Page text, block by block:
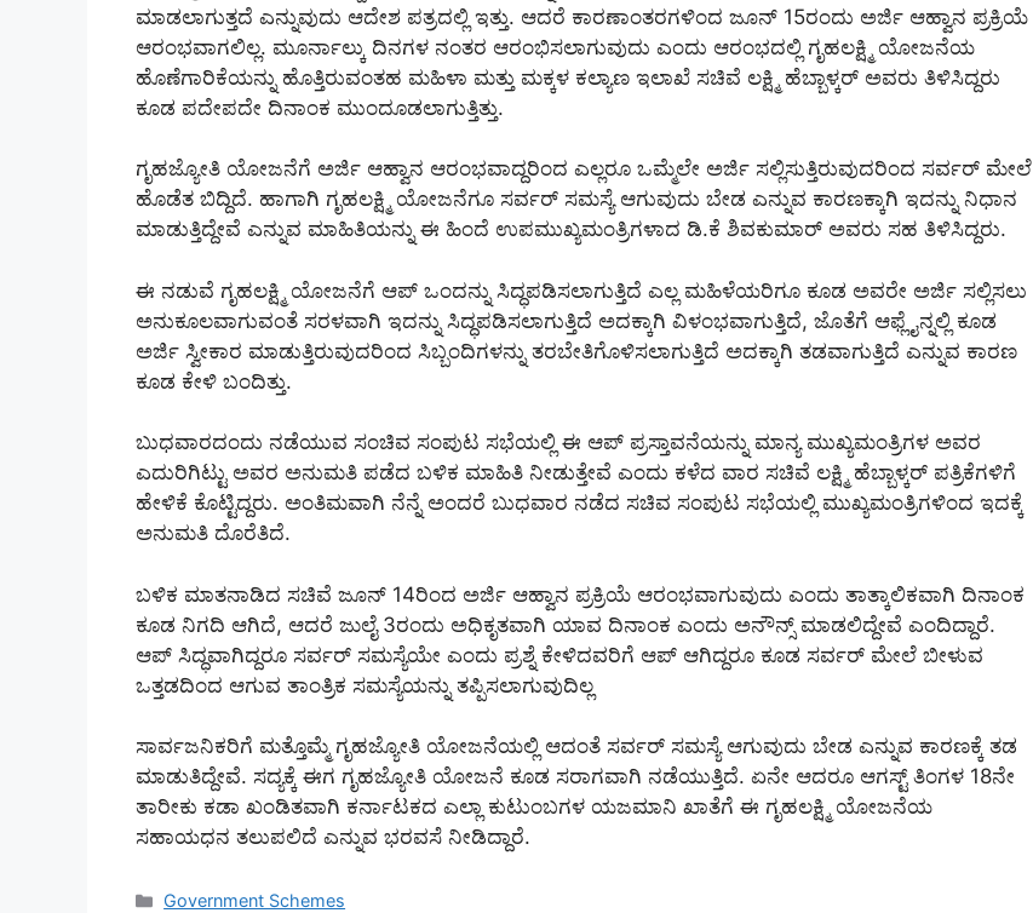
ಮಾಡಲಾಗುತ್ತದೆ ಎನ್ನುವುದು ಆದೇಶ ಪತ್ರದಲ್ಲಿ ಇತ್ತು. ಆದರೆ ಕಾರಣಾಂತರಗಳಿಂದ ಜೂನ್ 15ರಂದು ಅರ್ಜಿ ಆಹ್ವಾನ ಪ್ರಕ್ರಿಯೆ
ಆರಂಭವಾಗಲಿಲ್ಲ. ಮೂರ್ನಾಲ್ಕು ದಿನಗಳ ನಂತರ ಆರಂಭಿಸಲಾಗುವುದು ಎಂದು ಆರಂಭದಲ್ಲಿ ಗೃಹಲಕ್ಷ್ಮಿ ಯೋಜನೆಯ
ಹೊಣೆಗಾರಿಕೆಯನ್ನು ಹೊತ್ತಿರುವಂತಹ ಮಹಿಳಾ ಮತ್ತು ಮಕ್ಕಳ ಕಲ್ಯಾಣ ಇಲಾಖೆ ಸಚಿವೆ ಲಕ್ಷ್ಮಿ ಹೆಬ್ಬಾಳ್ಕರ್ ಅವರು ತಿಳಿಸಿದ್ದರು
ಕೂಡ ಪದೇಪದೇ ದಿನಾಂಕ ಮುಂದೂಡಲಾಗುತ್ತಿತ್ತು.
ಗೃಹಜ್ಯೋತಿ ಯೋಜನೆಗೆ ಅರ್ಜಿ ಆಹ್ವಾನ ಆರಂಭವಾದ್ದರಿಂದ ಎಲ್ಲರೂ ಒಮ್ಮೆಲೇ ಅರ್ಜಿ ಸಲ್ಲಿಸುತ್ತಿರುವುದರಿಂದ ಸರ್ವರ್ ಮೇಲೆ
ಹೊಡೆತ ಬಿದ್ದಿದೆ. ಹಾಗಾಗಿ ಗೃಹಲಕ್ಷ್ಮಿ ಯೋಜನೆಗೂ ಸರ್ವರ್ ಸಮಸ್ಯೆ ಆಗುವುದು ಬೇಡ ಎನ್ನುವ ಕಾರಣಕ್ಕಾಗಿ ಇದನ್ನು ನಿಧಾನ
ಮಾಡುತ್ತಿದ್ದೇವೆ ಎನ್ನುವ ಮಾಹಿತಿಯನ್ನು ಈ ಹಿಂದೆ ಉಪಮುಖ್ಯಮಂತ್ರಿಗಳಾದ ಡಿ.ಕೆ ಶಿವಕುಮಾರ್ ಅವರು ಸಹ ತಿಳಿಸಿದ್ದರು.
ಈ ನಡುವೆ ಗೃಹಲಕ್ಷ್ಮಿ ಯೋಜನೆಗೆ ಆಪ್ ಒಂದನ್ನು ಸಿದ್ಧಪಡಿಸಲಾಗುತ್ತಿದೆ ಎಲ್ಲ ಮಹಿಳೆಯರಿಗೂ ಕೂಡ ಅವರೇ ಅರ್ಜಿ ಸಲ್ಲಿಸಲು
ಅನುಕೂಲವಾಗುವಂತೆ ಸರಳವಾಗಿ ಇದನ್ನು ಸಿದ್ಧಪಡಿಸಲಾಗುತ್ತಿದೆ ಅದಕ್ಕಾಗಿ ವಿಳಂಭವಾಗುತ್ತಿದೆ, ಜೊತೆಗೆ ಆಫ್ಲೈನ್ನಲ್ಲಿ ಕೂಡ
ಅರ್ಜಿ ಸ್ವೀಕಾರ ಮಾಡುತ್ತಿರುವುದರಿಂದ ಸಿಬ್ಬಂದಿಗಳನ್ನು ತರಬೇತಿಗೊಳಿಸಲಾಗುತ್ತಿದೆ ಅದಕ್ಕಾಗಿ ತಡವಾಗುತ್ತಿದೆ ಎನ್ನುವ ಕಾರಣ
ಕೂಡ ಕೇಳಿ ಬಂದಿತ್ತು.
ಬುಧವಾರದಂದು ನಡೆಯುವ ಸಂಚಿವ ಸಂಪುಟ ಸಭೆಯಲ್ಲಿ ಈ ಆಪ್ ಪ್ರಸ್ತಾವನೆಯನ್ನು ಮಾನ್ಯ ಮುಖ್ಯಮಂತ್ರಿಗಳ ಅವರ
ಎದುರಿಗಿಟ್ಟು ಅವರ ಅನುಮತಿ ಪಡೆದ ಬಳಿಕ ಮಾಹಿತಿ ನೀಡುತ್ತೇವೆ ಎಂದು ಕಳೆದ ವಾರ ಸಚಿವೆ ಲಕ್ಷ್ಮಿ ಹೆಬ್ಬಾಳ್ಕರ್ ಪತ್ರಿಕೆಗಳಿಗೆ
ಹೇಳಿಕೆ ಕೊಟ್ಟಿದ್ದರು. ಅಂತಿಮವಾಗಿ ನೆನ್ನೆ ಅಂದರೆ ಬುಧವಾರ ನಡೆದ ಸಚಿವ ಸಂಪುಟ ಸಭೆಯಲ್ಲಿ ಮುಖ್ಯಮಂತ್ರಿಗಳಿಂದ ಇದಕ್ಕೆ
ಅನುಮತಿ ದೊರೆತಿದೆ.
ಬಳಿಕ ಮಾತನಾಡಿದ ಸಚಿವೆ ಜೂನ್ 14ರಿಂದ ಅರ್ಜಿ ಆಹ್ವಾನ ಪ್ರಕ್ರಿಯೆ ಆರಂಭವಾಗುವುದು ಎಂದು ತಾತ್ಕಾಲಿಕವಾಗಿ ದಿನಾಂಕ
ಕೂಡ ನಿಗದಿ ಆಗಿದೆ, ಆದರೆ ಜುಲೈ 3ರಂದು ಅಧಿಕೃತವಾಗಿ ಯಾವ ದಿನಾಂಕ ಎಂದು ಅನೌನ್ಸ್ ಮಾಡಲಿದ್ದೇವೆ ಎಂದಿದ್ದಾರೆ.
ಆಪ್ ಸಿದ್ಧವಾಗಿದ್ದರೂ ಸರ್ವರ್ ಸಮಸ್ಯೆಯೇ ಎಂದು ಪ್ರಶ್ನೆ ಕೇಳಿದವರಿಗೆ ಆಪ್ ಆಗಿದ್ದರೂ ಕೂಡ ಸರ್ವರ್ ಮೇಲೆ ಬೀಳುವ
ಒತ್ತಡದಿಂದ ಆಗುವ ತಾಂತ್ರಿಕ ಸಮಸ್ಯೆಯನ್ನು ತಪ್ಪಿಸಲಾಗುವುದಿಲ್ಲ
ಸಾರ್ವಜನಿಕರಿಗೆ ಮತ್ತೊಮ್ಮೆ ಗೃಹಜ್ಯೋತಿ ಯೋಜನೆಯಲ್ಲಿ ಆದಂತೆ ಸರ್ವರ್ ಸಮಸ್ಯೆ ಆಗುವುದು ಬೇಡ ಎನ್ನುವ ಕಾರಣಕ್ಕೆ ತಡ
ಮಾಡುತಿದ್ದೇವೆ. ಸದ್ಯಕ್ಕೆ ಈಗ ಗೃಹಜ್ಯೋತಿ ಯೋಜನೆ ಕೂಡ ಸರಾಗವಾಗಿ ನಡೆಯುತ್ತಿದೆ. ಏನೇ ಆದರೂ ಆಗಸ್ಟ್ ತಿಂಗಳ 18ನೇ
ತಾರೀಕು ಕಡಾ ಖಂಡಿತವಾಗಿ ಕರ್ನಾಟಕದ ಎಲ್ಲಾ ಕುಟುಂಬಗಳ ಯಜಮಾನಿ ಖಾತೆಗೆ ಈ ಗೃಹಲಕ್ಷ್ಮಿ ಯೋಜನೆಯ
ಸಹಾಯಧನ ತಲುಪಲಿದೆ ಎನ್ನುವ ಭರವಸೆ ನೀಡಿದ್ದಾರೆ.
Categories
Government Schemes